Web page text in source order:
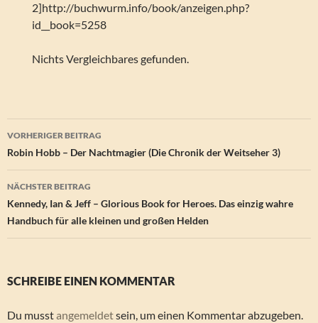
2]http://buchwurm.info/book/anzeigen.php?
id__book=5258
Nichts Vergleichbares gefunden.
Beitragsnavigation
VORHERIGER BEITRAG
Robin Hobb – Der Nachtmagier (Die Chronik der Weitseher 3)
NÄCHSTER BEITRAG
Kennedy, Ian & Jeff – Glorious Book for Heroes. Das einzig wahre
Handbuch für alle kleinen und großen Helden
SCHREIBE EINEN KOMMENTAR
Du musstangemeldetsein, um einen Kommentar abzugeben.